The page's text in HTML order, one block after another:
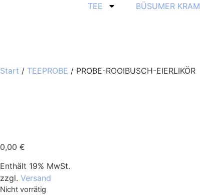
TEE BÜSUMER KRAM
Start / TEEPROBE / PROBE-ROOIBUSCH-EIERLIKÖR
0,00 €
Enthält 19% MwSt.
zzgl. Versand
Nicht vorrätig